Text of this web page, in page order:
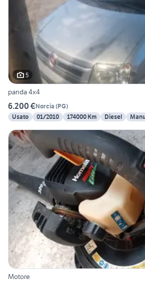
5
panda 4x4
6.200 €Norcia (PG)
Usato
01/2010 174000 Km Diesel
Motore